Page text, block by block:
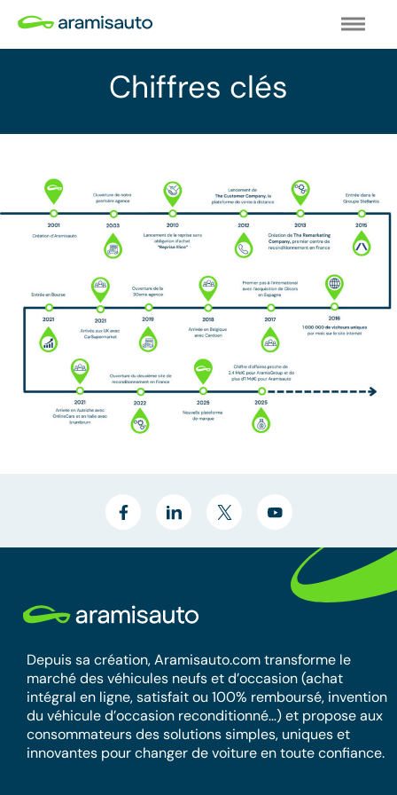
Chiffres clés
Depuis sa création, Aramisauto.com transforme le
marché des véhicules neufs et d’occasion (achat
intégral en ligne, satisfait ou 100% remboursé, invention
du véhicule d’occasion reconditionné…) et propose aux
consommateurs des solutions simples, uniques et
innovantes pour changer de voiture en toute confiance.